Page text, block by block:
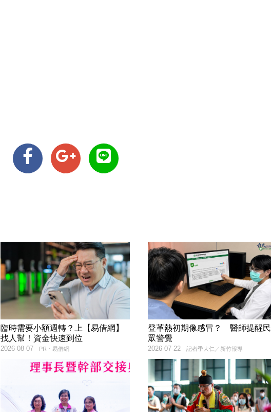
臨時需要小額週轉？上【易借網】
找人幫！資金快速到位
PR・易借網
2026-08-07
登革熱初期像感冒？ 醫師提醒民
眾警覺
記者季大仁／新竹報導
2026-07-22